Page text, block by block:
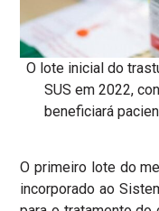
O lote inicial do
SUS em 2022,
beneficiará
O primeiro lote do
incorporado ao